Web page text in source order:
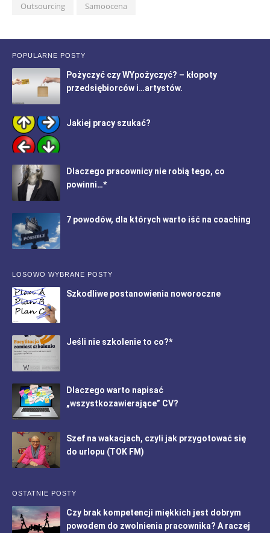
Outsourcing
Samoocena
POPULARNE POSTY
Pożyczyć czy WYpożyczyć? – kłopoty
przedsiębiorców i…artystów.
Jakiej pracy szukać?
Dlaczego pracownicy nie robią tego, co
powinni…*
7 powodów, dla których warto iść na coaching
LOSOWO WYBRANE POSTY
Szkodliwe postanowienia noworoczne
Jeśli nie szkolenie to co?*
Dlaczego warto napisać
„wszystkozawierające” CV?
Szef na wakacjach, czyli jak przygotować się
do urlopu (TOK FM)
OSTATNIE POSTY
Czy brak kompetencji miękkich jest dobrym
powodem do zwolnienia pracownika? A raczej